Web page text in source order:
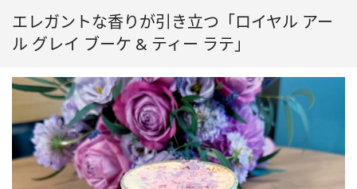
エレガントな香りが引き立つ「ロイヤル アー
ル グレイ ブーケ & ティー ラテ」